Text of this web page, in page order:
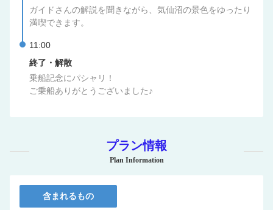
ガイドさんの解説を聞きながら、気仙沼の景色をゆったり
満喫できます。
11:00
終了・解散
乗船記念にパシャリ！
ご乗船ありがとうございました♪
プラン情報
Plan Information
含まれるもの